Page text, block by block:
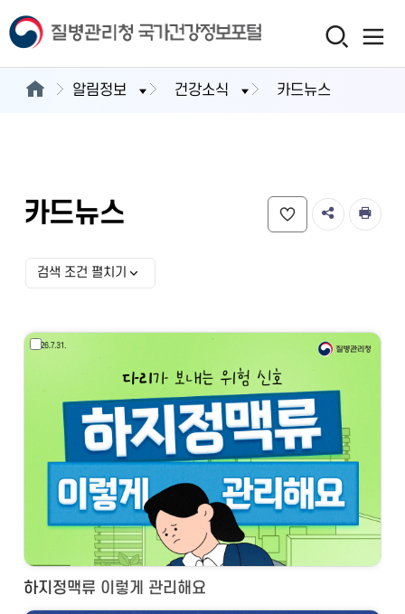
알림정보 건강소식 카드뉴스
카드뉴스
검색 조건 선택
검색 조건 펼치기
하지정맥류 이렇게 관리해요